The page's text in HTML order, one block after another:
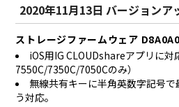
2020年11月13日 バージョンア
ストレージファームウェア D8A0A0
iOS用IG CLOUDshareアプリに
7550C/7350C/7050Cのみ）
無線共有キーに半角英数字記号
う対応。